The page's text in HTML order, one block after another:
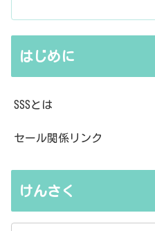
はじめに
SSSとは
セール関係リンク
けんさく